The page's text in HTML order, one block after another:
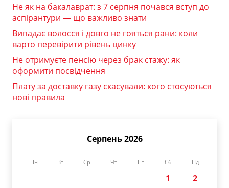
Не як на бакалаврат: з 7 серпня почався вступ до
аспірантури — що важливо знати
Випадає волосся і довго не гояться рани: коли
варто перевірити рівень цинку
Не отримуєте пенсію через брак стажу: як
оформити посвідчення
Плату за доставку газу скасували: кого стосуються
нові правила
Серпень 2026
Пн Вт Ср Чт Пт Сб Нд
1
2